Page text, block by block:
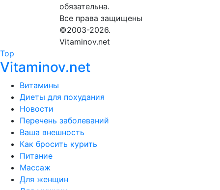
обязательна.
Все права защищены
©2003-2026.
Vitaminov.net
Top
Vitaminov.net
Витамины
Диеты для похудания
Новости
Перечень заболеваний
Ваша внешность
Как бросить курить
Питание
Массаж
Для женщин